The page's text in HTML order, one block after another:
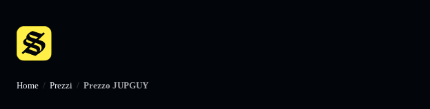
Home / Prezzi / Prezzo JUPGUY